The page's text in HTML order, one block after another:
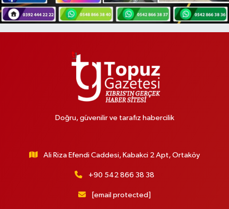
Doğru, güvenilir ve tarafız habercilik
Ali Riza Efendi Caddesi, Kabakci 2 Apt, Ortaköy
+90 542 866 38 38
[email protected]